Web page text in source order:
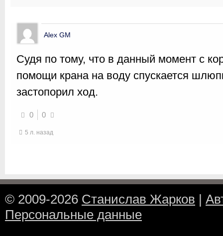
Alex GM
Судя по тому, что в данный момент с
помощи крана на воду спускается
застопорил ход.
0 0
5 л. назад
© 2009-2026 Станислав Жарков |
Персональные данные